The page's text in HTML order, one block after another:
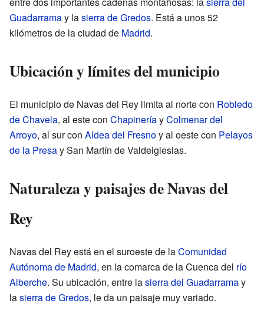
Guadarramay lasierra de Gredos. Está a unos 52
kilómetros de la ciudad de Madrid.
Ubicación y límites del municipio
El municipio de Navas del Rey limita al norte con Robledo
de Chavela, al este con ChapineríayColmenar del
Arroyo, al sur con Aldea del Fresnoy al oeste con Pelayos
de la Presay San Martín de Valdeiglesias.
Naturaleza y paisajes de Navas del
Rey
Navas del Rey está en el suroeste de laComunidad
Autónoma de Madrid, en la comarca de la Cuenca del río
Alberche. Su ubicación, entre lasierra del Guadarramay
lasierra de Gredos, le da un paisaje muy variado.